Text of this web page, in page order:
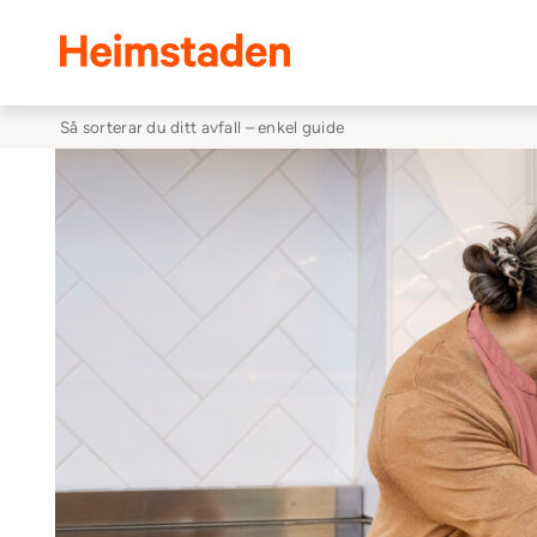
Heimstaden
Så sorterar du ditt avfall – enkel guide